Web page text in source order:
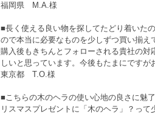
福岡県 M.A.様
■長く使える良い物を探してたどり着いた
ので本当に必要なものを少しずつ買い揃え
購入後もきちんとフォローされる貴社の
しいと思っています。今後もたまにですが
東京都 T.O.様
■こちらの木のヘラの使い心地の良さに魅
リスマスプレゼントに「木のヘラ」？っ